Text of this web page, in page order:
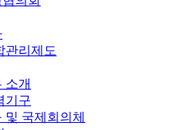
관리제도
소개
기구
및 국제회의체